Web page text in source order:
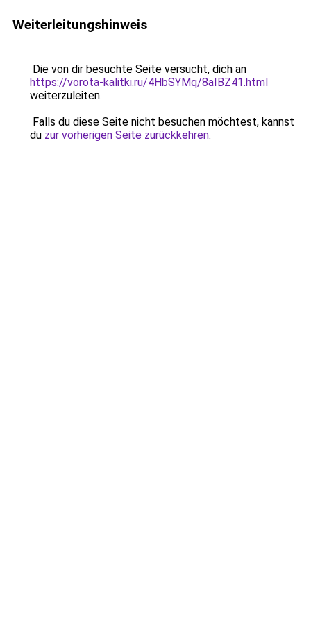
Weiterleitungshinweis
Die von dir besuchte Seite versucht, dich an
https://vorota-kalitki.ru/4HbSYMq/8aIBZ41.html
weiterzuleiten.
Falls du diese Seite nicht besuchen möchtest, kannst
du zur vorherigen Seite zurückkehren.